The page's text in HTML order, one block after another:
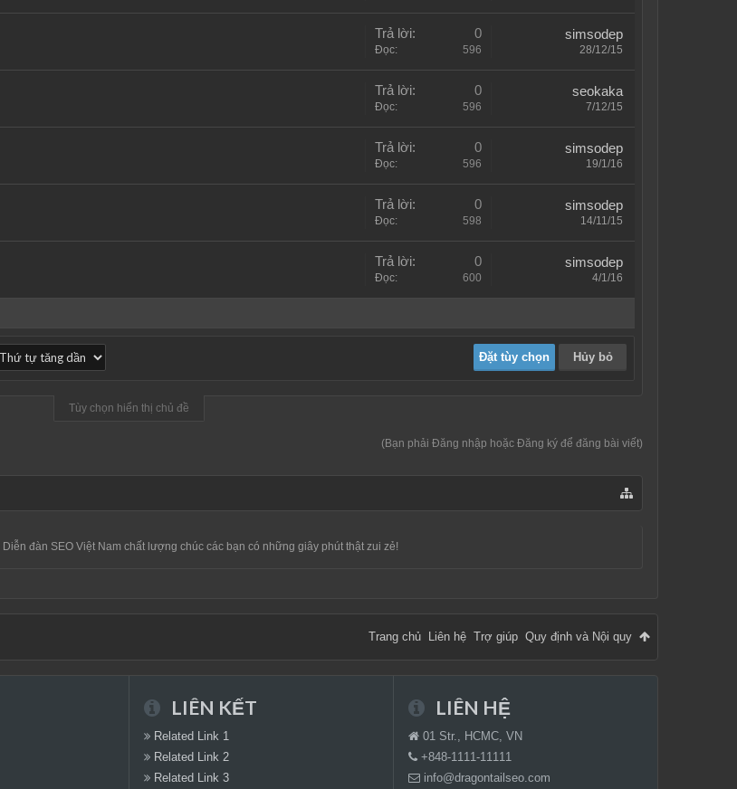
Trả lời: 0
Đọc: 596
simsodep
28/12/15
Trả lời: 0
Đọc: 596
seokaka
7/12/15
Trả lời: 0
Đọc: 596
simsodep
19/1/16
Trả lời: 0
Đọc: 598
simsodep
14/11/15
Trả lời: 0
Đọc: 600
simsodep
4/1/16
Tùy chọn hiển thị chủ đề
(Bạn phải Đăng nhập hoặc Đăng ký để đăng bài viết)
Diễn đàn SEO Việt Nam chất lượng chúc các bạn có những giây phút thật zui zẻ!
Trang chủ Liên hệ Trợ giúp Quy định và Nội quy
LIÊN KẾT
Related Link 1
Related Link 2
Related Link 3
LIÊN HỆ
01 Str., HCMC, VN
+848-1111-11111
info@dragontailseo.com